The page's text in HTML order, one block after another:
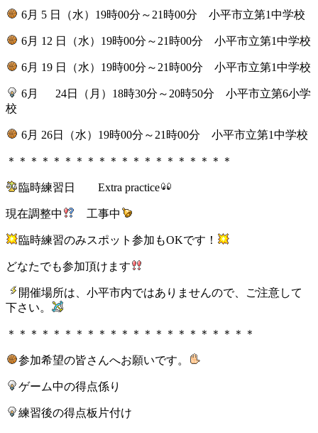
6月 5 日（水）19時00分～21時00分 小平市立第1中学校
6月 12 日（水）19時00分～21時00分 小平市立第1中学校
6月 19 日（水）19時00分～21時00分 小平市立第1中学校
6月 24日（月）18時30分～20時50分 小平市立第6小学
校
6月 26日（水）19時00分～21時00分 小平市立第1中学校
＊＊＊＊＊＊＊＊＊＊＊＊＊＊＊＊＊＊＊＊
臨時練習日 Extra practice
現在調整中 工事中
臨時練習のみスポット参加もOKです！
どなたでも参加頂けます
開催場所は、小平市内ではありませんので、ご注意して
下さい。
＊＊＊＊＊＊＊＊＊＊＊＊＊＊＊＊＊＊＊＊＊＊
参加希望の皆さんへお願いです。
ゲーム中の得点係り
練習後の得点板片付け